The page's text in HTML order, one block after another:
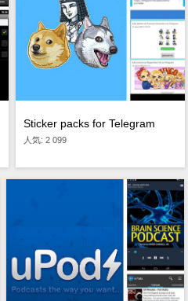
Sticker packs for Telegram
人気: 2 099